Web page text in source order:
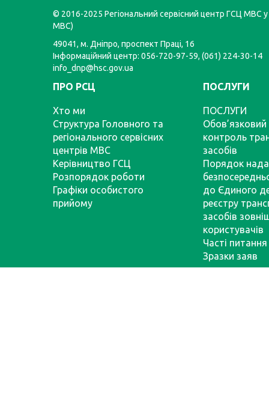
© 2016-2025 Регіональний сервісний центр ГСЦ МВС у
МВС)
49041, м. Дніпро, проспект Праці, 16
Інформаційний центр: 056-720-97-59, (061) 224-30-14
info_dnp@hsc.gov.ua
ПРО РСЦ
Хто ми
Структура Головного та
регіонального сервісних
центрів МВС
Керівництво ГСЦ
Розпорядок роботи
Графіки особистого
прийому
ПОСЛУГИ
ПОСЛУГИ
Обов’язковий
контроль
засобів
Порядок
до Єдиного
реєстру
засобів
користувачів
Часті питання
Зразки заяв